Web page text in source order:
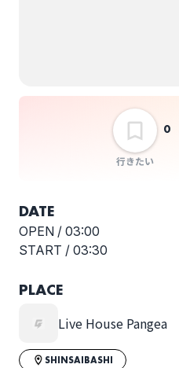
行きたい
0
フーテン族
ムステインズ
千年メモリーズ
DATE
OPEN / 03:00
START / 03:30
PLACE
Live House Pangea
SHINSAIBASHI